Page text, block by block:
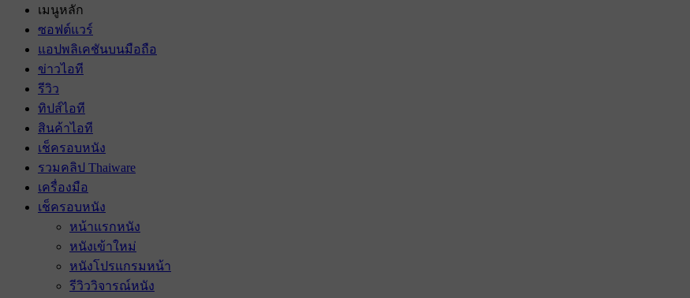
เมนูหลัก
ซอฟต์แวร์
แอปพลิเคชันบนมือถือ
ข่าวไอที
รีวิว
ทิปส์ไอที
สินค้าไอที
เช็ครอบหนัง
รวมคลิป Thaiware
เครื่องมือ
เช็ครอบหนัง
หน้าแรกหนัง
หนังเข้าใหม่
หนังโปรแกรมหน้า
รีวิววิจารณ์หนัง